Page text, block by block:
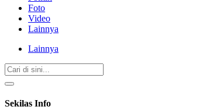
Foto
Video
Lainnya
Lainnya
Sekilas Info